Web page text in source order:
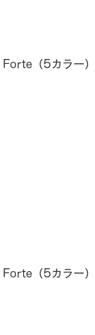
Forte （5カラー
Forte （5カラー